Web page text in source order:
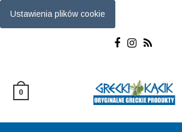
Ustawienia plików cookie
0